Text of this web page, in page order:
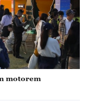
motorem